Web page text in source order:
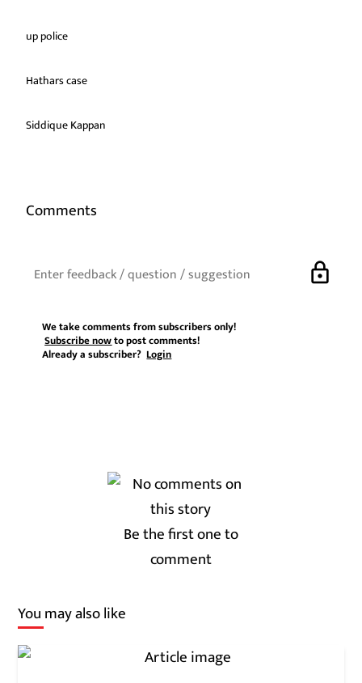
up police
Hathars case
Siddique Kappan
Comments
lock
We take comments from subscribers only!
Subscribe nowto post comments!
Already a subscriber?Login
Be the first one to
comment
You may also like